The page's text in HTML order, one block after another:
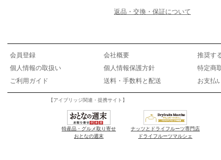
返品・交換・保証について
会員登録 会社概要
推奨す
個人情報の取扱い
個人情報保護方針
特定商
ご利用ガイド
送料・手数料と配送 お支払
【アイブリッジ関連・提携サイト】
特産品・グルメ取り寄せ
おとなの週末
ナッツとドライフルーツ専門店
ドライフルーツマルシェ